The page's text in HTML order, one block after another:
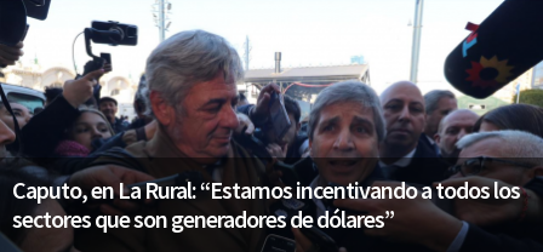
Caputo, en La Rural: “Estamos incentivando a todos los
sectores que son generadores de dólares”